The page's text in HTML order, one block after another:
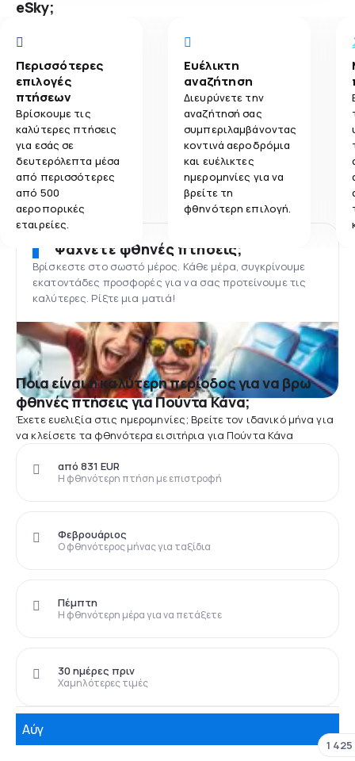
eSky;
Περισσότερες
επιλογές
πτήσεων
Βρίσκουμε τις
καλύτερες πτήσεις
για εσάς σε
δευτερόλεπτα μέσα
από περισσότερες
από 500
αεροπορικές
εταιρείες.
Ευέλικτη
αναζήτηση
Διευρύνετε την
αναζήτησή σας
συμπεριλαμβάνοντας
κοντινά αεροδρόμια
και ευέλικτες
ημερομηνίες για να
βρείτε τη
φθηνότερη επιλογή.
Ψάχνετε φθηνές πτήσεις;
Βρίσκεστε στο σωστό μέρος. Κάθε μέρα, συγκρίνουμε
εκατοντάδες προσφορές για να σας προτείνουμε τις
καλύτερες. Ρίξτε μια ματιά!
Ποια είναι η καλύτερη περίοδος για να βρω
φθηνές πτήσεις για Πούντα Κάνα;
Έχετε ευελιξία στις ημερομηνίες; Βρείτε τον ιδανικό μήνα για
να κλείσετε τα φθηνότερα εισιτήρια για Πούντα Κάνα
Η φθηνότερη πτήση με επιστροφή
από 831 EUR
Ο φθηνότερος μήνας για ταξίδια
Φεβρουάριος
Η φθηνότερη μέρα για να πετάξετε
Πέμπτη
Χαμηλότερες τιμές
30 ημέρες πριν
Αύγ
1 425